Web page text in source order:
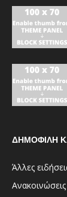
ΔΗΜΟΦΙΛΗ
Άλλες
Ανακοινώσεις